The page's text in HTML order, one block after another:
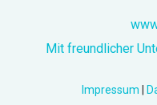
Mit freundlicher
Impressum |